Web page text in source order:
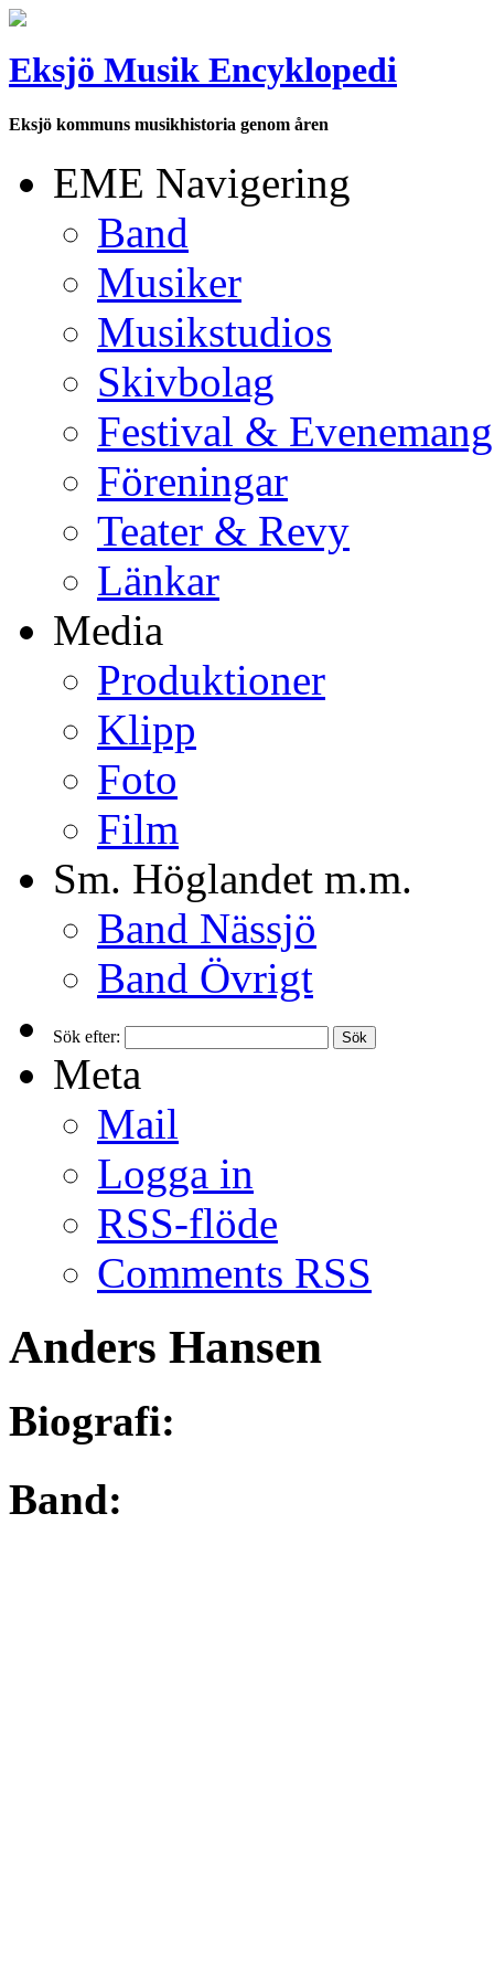
Eksjö Musik Encyklopedi
Eksjö kommuns musikhistoria genom åren
EME Navigering
Band
Musiker
Musikstudios
Skivbolag
Festival & Evenemang
Föreningar
Teater & Revy
Länkar
Media
Produktioner
Klipp
Foto
Film
Sm. Höglandet m.m.
Band Nässjö
Band Övrigt
Sök efter:
Meta
Mail
Logga in
RSS-flöde
Comments RSS
Anders Hansen
Biografi:
Band: